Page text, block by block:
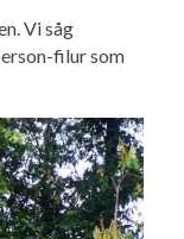
Vi såg
filur som